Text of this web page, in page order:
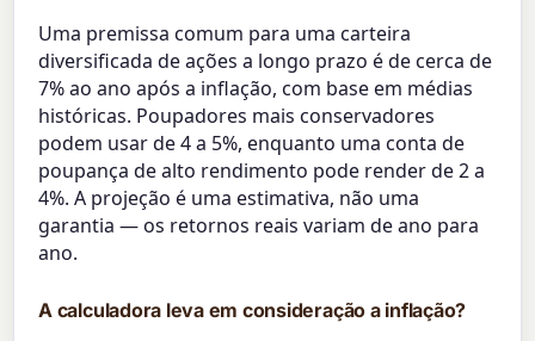
Uma premissa comum para uma carteira
diversificada de ações a longo prazo é de cerca de
7% ao ano após a inflação, com base em médias
históricas. Poupadores mais conservadores
podem usar de 4 a 5%, enquanto uma conta de
poupança de alto rendimento pode render de 2 a
4%. A projeção é uma estimativa, não uma
garantia — os retornos reais variam de ano para
ano.
A calculadora leva em consideração a inflação?